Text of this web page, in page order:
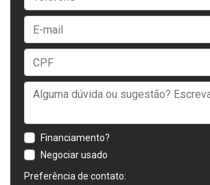
Financiamento?
Negociar usado
Preferência de contato: